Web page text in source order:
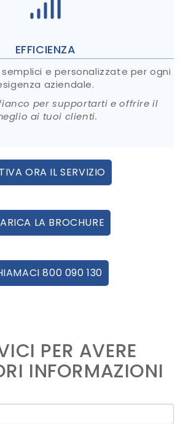
EFFICIENZA
semplici e personalizzate per ogni
aziendale.
per supportarti e offrire il
ai tuoi clienti.
ORA IL SERVIZIO
LA BROCHURE
800 090 130
PER AVERE
INFORMAZIONI